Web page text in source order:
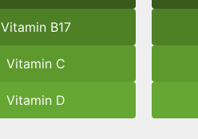
Vitamin B17
Vitamin C
Vitamin D